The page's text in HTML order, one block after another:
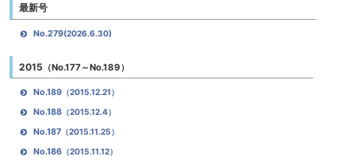
最新号
No.279(2026.6.30)
2015 （No.177～No.189）
No.189（2015.12.21）
No.188（2015.12.4）
No.187（2015.11.25）
No.186（2015.11.12）